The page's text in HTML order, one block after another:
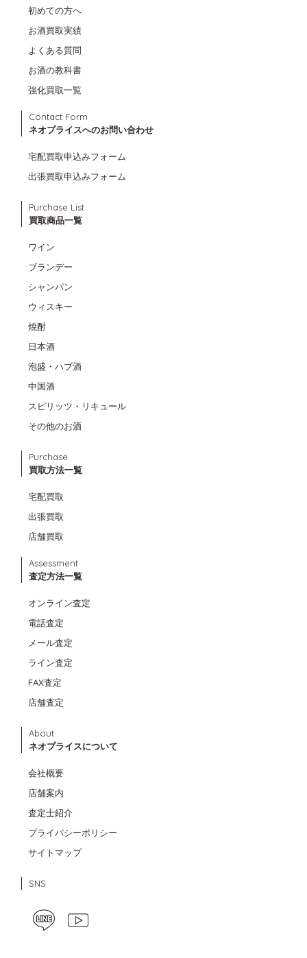
初めての方へ
お酒買取実績
よくある質問
お酒の教科書
強化買取一覧
Contact Form
ネオプライスへのお問い合わせ
宅配買取申込みフォーム
出張買取申込みフォーム
Purchase List
買取商品一覧
ワイン
ブランデー
シャンパン
ウィスキー
焼酎
日本酒
泡盛・ハブ酒
中国酒
スピリッツ・リキュール
その他のお酒
Purchase
買取方法一覧
宅配買取
出張買取
店舗買取
Assessment
査定方法一覧
オンライン査定
電話査定
メール査定
ライン査定
FAX査定
店舗査定
About
ネオプライスについて
会社概要
店舗案内
査定士紹介
プライバシーポリシー
サイトマップ
SNS